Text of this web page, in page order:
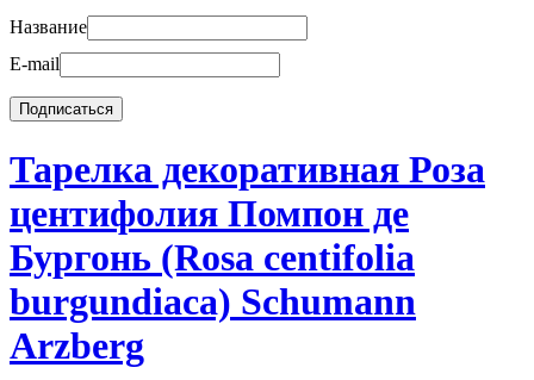
Название
E-mail
Тарелка декоративная Роза
центифолия Помпон де
Бургонь (Rosa centifolia
burgundiaca) Schumann
Arzberg